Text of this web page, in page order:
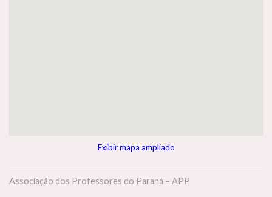
Exibir mapa ampliado
Associação dos Professores do Paraná – APP